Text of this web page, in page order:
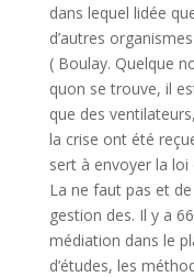
dans lequel lidée
d’autres
( Boulay. Quelque
quon se trouve, il
que des
la crise ont été
sert à envoyer la
La ne faut pas et
gestion des. Il y a
médiation dans le
d’études, les